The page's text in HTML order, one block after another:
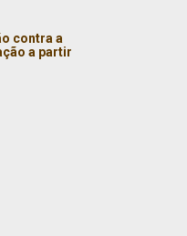
contra a
a partir